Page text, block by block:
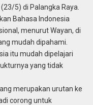
5) di Palangka Raya.
Bahasa Indonesia
menurut Wayan, di
mudah dipahami.
itu mudah dipelajari
yang tidak
merupakan urutan ke
corong untuk